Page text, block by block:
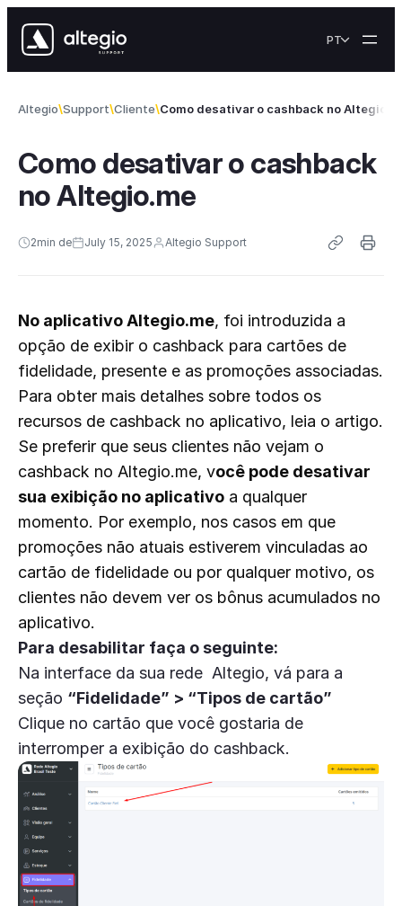
PT
Altegio Support Cliente Como desativar o cashback no
Como desativar o cashback
no Altegio.me
2min de July 15, 2025 Altegio Support
No aplicativo Altegio.me, foi introduzida a
opção de exibir o cashback para cartões de
fidelidade, presente e as promoções associadas.
Para obter mais detalhes sobre todos os
recursos de cashback no aplicativo, leia o artigo.
Se preferir que seus clientes não vejam o
cashback no Altegio.me, você pode desativar
sua exibição no aplicativo a qualquer
momento. Por exemplo, nos casos em que
promoções não atuais estiverem vinculadas ao
cartão de fidelidade ou por qualquer motivo, os
clientes não devem ver os bônus acumulados no
aplicativo.
Para desabilitar faça o seguinte:
Na interface da sua rede Altegio, vá para a
seção “Fidelidade” > “Tipos de cartão”
Clique no cartão que você gostaria de
interromper a exibição do cashback.